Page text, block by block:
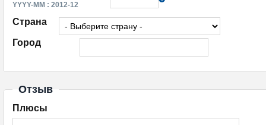
YYYY-MM : 2012-12
Страна
Город
Отзыв
Плюсы